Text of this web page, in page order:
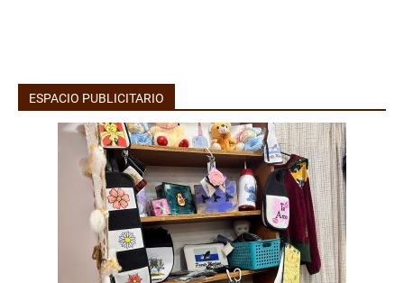
ESPACIO PUBLICITARIO